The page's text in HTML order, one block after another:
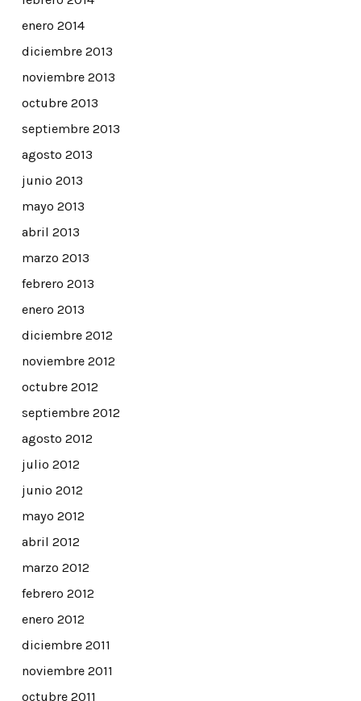
enero 2014
diciembre 2013
noviembre 2013
octubre 2013
septiembre 2013
agosto 2013
junio 2013
mayo 2013
abril 2013
marzo 2013
febrero 2013
enero 2013
diciembre 2012
noviembre 2012
octubre 2012
septiembre 2012
agosto 2012
julio 2012
junio 2012
mayo 2012
abril 2012
marzo 2012
febrero 2012
enero 2012
diciembre 2011
noviembre 2011
octubre 2011